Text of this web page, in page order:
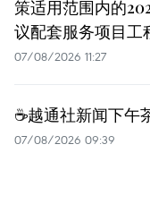
策适用范围内的
议配套服务项目工
07/08/2026 11:27
☕️越通社新闻下午
07/08/2026 09:39